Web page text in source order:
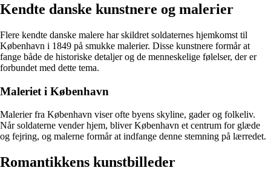
Kendte danske kunstnere og malerier
Flere kendte danske malere har skildret soldaternes hjemkomst til
København i 1849 på smukke malerier. Disse kunstnere formår at
fange både de historiske detaljer og de menneskelige følelser, der er
forbundet med dette tema.
Maleriet i København
Malerier fra København viser ofte byens skyline, gader og folkeliv.
Når soldaterne vender hjem, bliver København et centrum for glæde
og fejring, og malerne formår at indfange denne stemning på lærredet.
Romantikkens kunstbilleder